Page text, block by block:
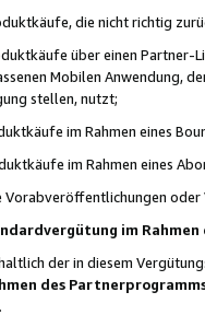
die nicht richtig
über einen Partner-
Mobilen Anwendung,
stellen, nutzt;
im Rahmen eines
im Rahmen eines
Vorabveröffentlichungen
im
der in diesem
des